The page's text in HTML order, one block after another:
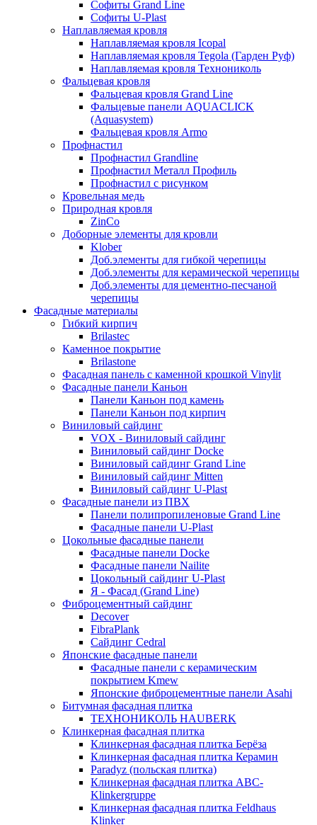
Софиты Grand Line
Софиты U-Plast
Наплавляемая кровля
Наплавляемая кровля Icopal
Наплавляемая кровля Tegola (Гарден Руф)
Наплавляемая кровля Технониколь
Фальцевая кровля
Фальцевая кровля Grand Line
Фальцевые панели AQUACLICK
(Aquasystem)
Фальцевая кровля Armo
Профнастил
Профнастил Grandline
Профнастил Металл Профиль
Профнастил с рисунком
Кровельная медь
Природная кровля
ZinCo
Доборные элементы для кровли
Klober
Доб.элементы для гибкой черепицы
Доб.элементы для керамической черепицы
Доб.элементы для цементно-песчаной
черепицы
Фасадные материалы
Гибкий кирпич
Brilastec
Каменное покрытие
Brilastone
Фасадная панель с каменной крошкой Vinylit
Фасадные панели Каньон
Панели Каньон под камень
Панели Каньон под кирпич
Виниловый сайдинг
VOX - Виниловый сайдинг
Виниловый сайдинг Docke
Виниловый сайдинг Grand Line
Виниловый сайдинг Mitten
Виниловый сайдинг U-Plast
Фасадные панели из ПВХ
Панели полипропиленовые Grand Line
Фасадные панели U-Plast
Цокольные фасадные панели
Фасадные панели Docke
Фасадные панели Nailite
Цокольный сайдинг U-Plast
Я - Фасад (Grand Line)
Фиброцементный сайдинг
Decover
FibraPlank
Сайдинг Cedral
Японские фасадные панели
Фасадные панели с керамическим
покрытием Kmew
Японские фиброцементные панели Asahi
Битумная фасадная плитка
ТЕХНОНИКОЛЬ HAUBERK
Клинкерная фасадная плитка
Клинкерная фасадная плитка Берёза
Клинкерная фасадная плитка Керамин
Paradyz (польская плитка)
Клинкерная фасадная плитка ABC-
Klinkergruppe
Клинкерная фасадная плитка Feldhaus
Klinker